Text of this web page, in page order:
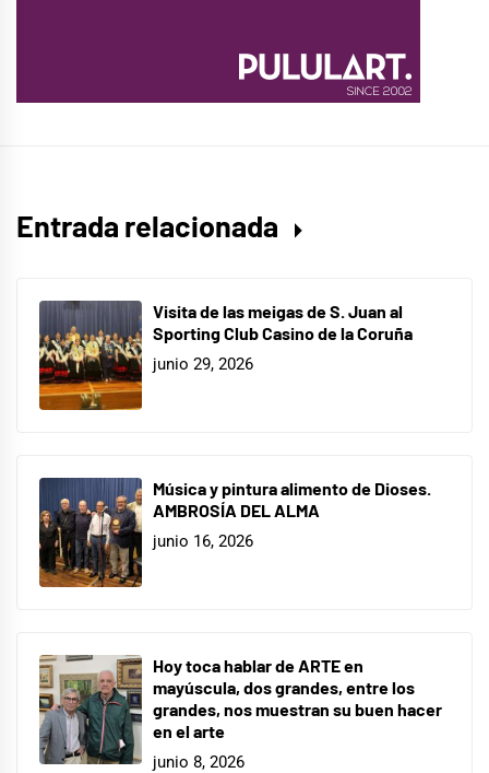
Entrada relacionada
Visita de las meigas de S. Juan al
Sporting Club Casino de la Coruña
junio 29, 2026
Música y pintura alimento de Dioses.
AMBROSÍA DEL ALMA
junio 16, 2026
Hoy toca hablar de ARTE en
mayúscula, dos grandes, entre los
grandes, nos muestran su buen hacer
en el arte
junio 8, 2026